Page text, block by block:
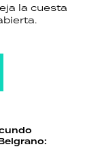
la cuesta